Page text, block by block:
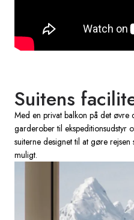
Suitens
Med en privat balkon på det
garderober til ekspeditionsudstyr
suiterne designet til at gøre
muligt.